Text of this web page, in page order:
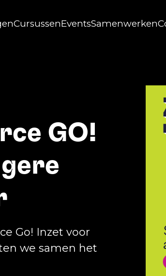
CursussenEventsSamenwerken
GO!
Go! Inzet voor
we samen het